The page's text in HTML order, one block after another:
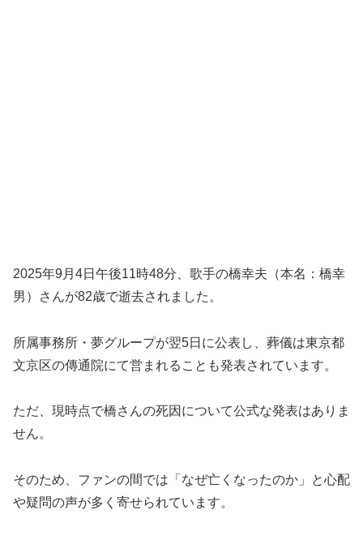
2025年9月4日午後11時48分、歌手の橋幸夫（本名：橋幸
男）さんが82歳で逝去されました。
所属事務所・夢グループが翌5日に公表し、葬儀は東京都
文京区の傳通院にて営まれることも発表されています。
ただ、現時点で橋さんの死因について公式な発表はありま
せん。
そのため、ファンの間では「なぜ亡くなったのか」と心配
や疑問の声が多く寄せられています。